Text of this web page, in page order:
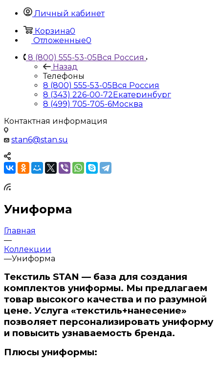
Личный кабинет
Корзина0
Отложенные0
8 (800) 555-53-05Вся Россия
Назад
Телефоны
8 (800) 555-53-05Вся Россия
8 (343) 226-00-72Екатеринбург
8 (499) 705-705-6Москва
Контактная информация
stan6@stan.su
Униформа
Главная
—
Коллекции
—Униформа
Текстиль STAN — база для создания
комплектов униформы. Мы предлагаем
товар высокого качества и по разумной
цене. Услуга «текстиль+нанесение»
позволяет персонализировать униформу
и повысить узнаваемость бренда.
Плюсы униформы: